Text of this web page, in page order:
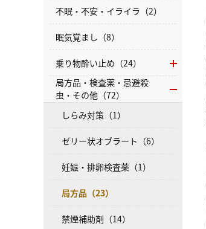
不眠・不安・イライラ（2）
眠気覚まし（8）
乗り物酔い止め（24）
局方品・検査薬・忌避殺
虫・その他（72）
しらみ対策（1）
ゼリー状オブラート（6）
妊娠・排卵検査薬（1）
局方品（23）
禁煙補助剤（14）